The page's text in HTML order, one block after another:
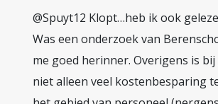
@Spuyt12 Klopt…heb ik ook
Was een onderzoek van
me goed herinner. Overigens is
niet alleen veel kostenbesparing